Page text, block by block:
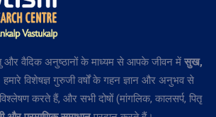
और वैदिक अनुष्ठानों के माध्यम से आपके जीवन में सुख,
विशेषज्ञ गुरुजी वर्षों के गहन ज्ञान और अनुभव से
करते हैं, और सभी दोषों (मांगलिक, कालसर्प, पितृ